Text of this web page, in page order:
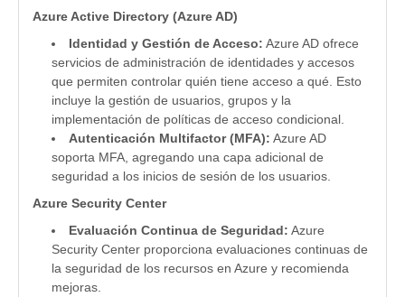
Azure Active Directory (Azure AD)
Identidad y Gestión de Acceso: Azure AD ofrece
servicios de administración de identidades y accesos
que permiten controlar quién tiene acceso a qué. Esto
incluye la gestión de usuarios, grupos y la
implementación de políticas de acceso condicional.
Autenticación Multifactor (MFA): Azure AD
soporta MFA, agregando una capa adicional de
seguridad a los inicios de sesión de los usuarios.
Azure Security Center
Evaluación Continua de Seguridad: Azure
Security Center proporciona evaluaciones continuas de
la seguridad de los recursos en Azure y recomienda
mejoras.